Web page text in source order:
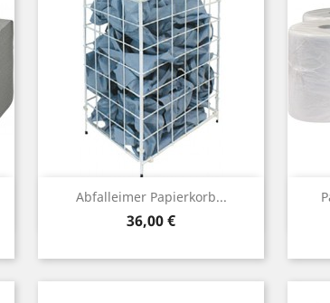
Abfalleimer Papierkorb...
Preis
36,00 €
Vorschau